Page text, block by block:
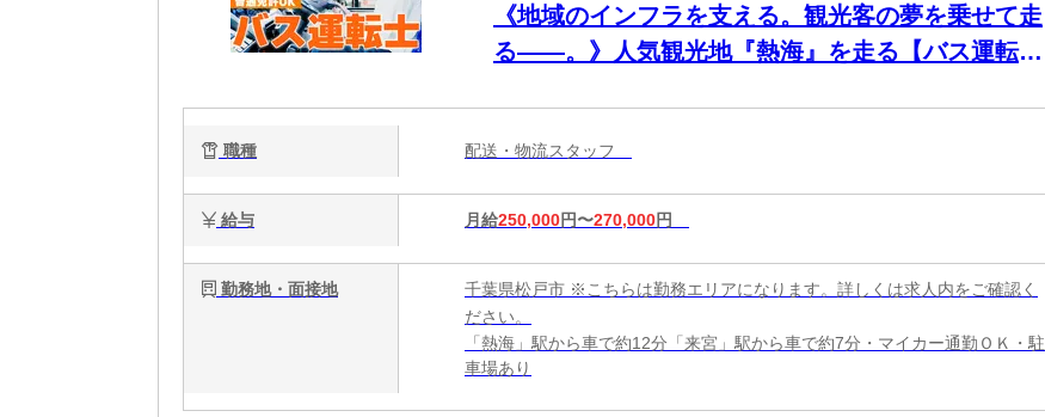
《地域のインフラを支える。観光客の夢を乗せて走
る――。》人気観光地『熱海』を走る【バス運転
職種 配送・物流スタッフ
給与 月給250,000円〜270,000円
勤務地・面接地
千葉県松戸市 ※こちらは勤務エリアになります。詳しくは求人内をご確認く
ださい。
「熱海」駅から車で約12分「来宮」駅から車で約7分・マイカー通勤ＯＫ・駐
車場あり